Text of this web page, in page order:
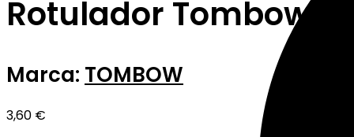
Rotulador Tombow
Marca: TOMBOW
3,60 €